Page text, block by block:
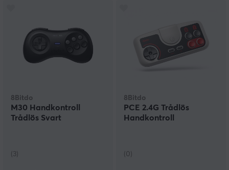
8Bitdo
M30 Handkontroll
Trådlös Svart
(3)
8Bitdo
PCE 2.4G Trådlös
Handkontroll
(0)